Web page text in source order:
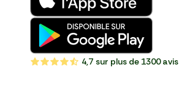
4,7 sur plus de 1300 avis